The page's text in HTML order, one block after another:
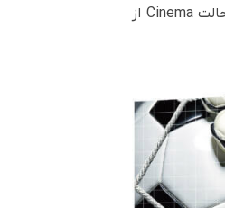
Cinema از